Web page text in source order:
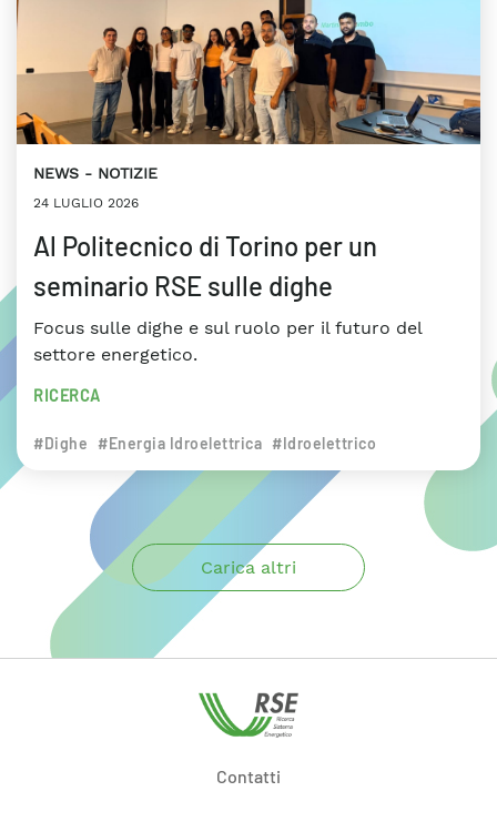
NEWS NOTIZIE
24 LUGLIO 2026
Al Politecnico di Torino per un
seminario RSE sulle dighe
Focus sulle dighe e sul ruolo per il futuro del
settore energetico.
RICERCA
#Dighe #Energia Idroelettrica #Idroelettrico
Carica altri
Contatti